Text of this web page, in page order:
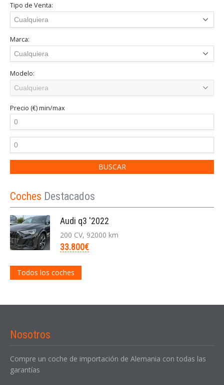
Tipo de Venta:
Marca:
Modelo:
Precio (€)min/max
Coches Destacados
Audi q3 '2022
200 CV, 92000 km
33.800€
Todos los coches
Nosotros
Compre un coche de importación de Alemania con todas las
garantías